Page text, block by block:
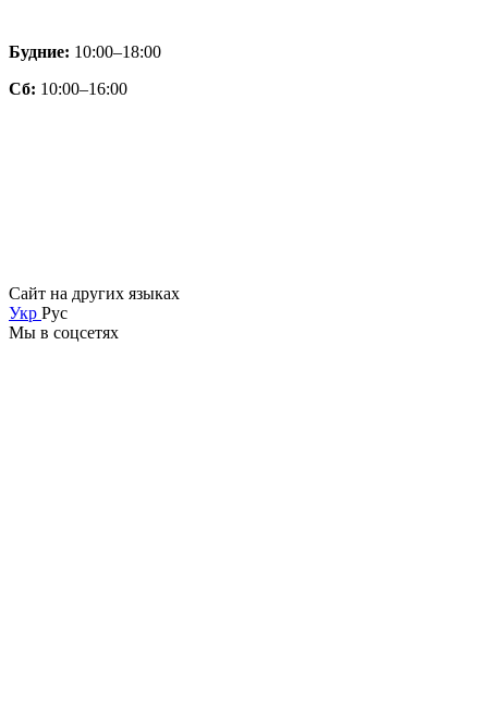
Будние: 10:00–18:00
Сб: 10:00–16:00
Сайт на других языках
Укр Рус
Мы в соцсетях